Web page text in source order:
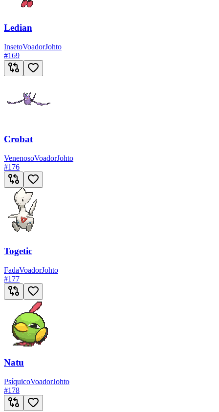
Ledian
InsetoVoadorJohto
#169
Crobat
VenenosoVoadorJohto
#176
Togetic
FadaVoadorJohto
#177
Natu
PsíquicoVoadorJohto
#178